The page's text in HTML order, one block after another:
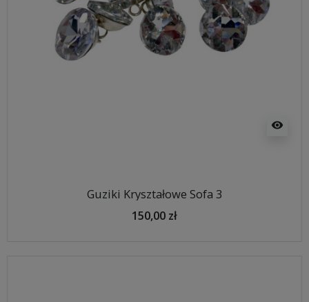
visibility
Guziki Kryształowe Sofa 3
150,00 zł